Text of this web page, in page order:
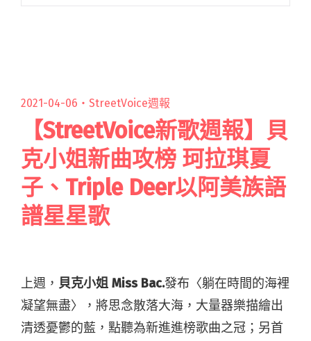
2021-04-06・ StreetVoice週報
【StreetVoice新歌週報】貝
克小姐新曲攻榜 珂拉琪夏
子、Triple Deer以阿美族語
譜星星歌
上週， 貝克小姐 Miss Bac.發布〈躺在時間的海裡
凝望無盡〉，將思念散落大海，大量器樂描繪出
清透憂鬱的藍，點聽為新進進榜歌曲之冠；另首